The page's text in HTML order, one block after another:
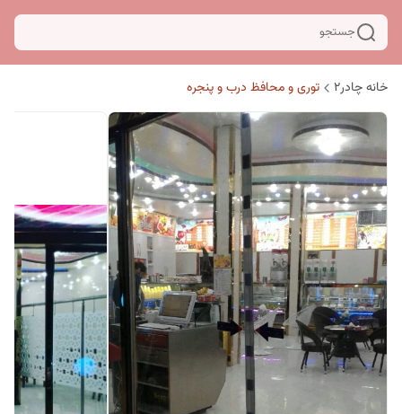
جستجو
خانه چادر۲ توری و محافظ درب و پنجره